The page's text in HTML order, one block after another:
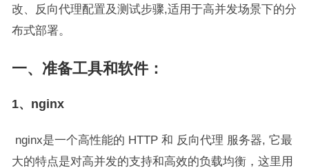
改、反向代理配置及测试步骤,适用于高并发场景下的分
布式部署。
一、准备工具和软件：
1、nginx
nginx是一个高性能的 HTTP 和 反向代理 服务器, 它最
大的特点是对高并发的支持和高效的负载均衡，这里用